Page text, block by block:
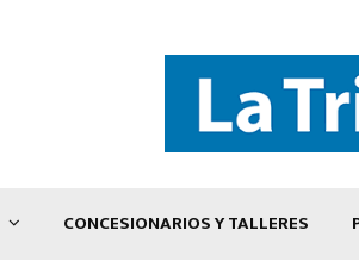
CONCESIONARIOS Y TALLERES